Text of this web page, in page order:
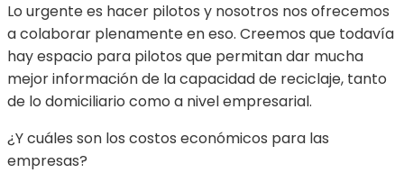
Lo urgente es hacer pilotos y nosotros nos ofrecemos
a colaborar plenamente en eso. Creemos que todavía
hay espacio para pilotos que permitan dar mucha
mejor información de la capacidad de reciclaje, tanto
de lo domiciliario como a nivel empresarial.
¿Y cuáles son los costos económicos para las
empresas?